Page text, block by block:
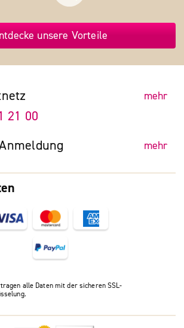
unsere Vorteile
alle Daten mit der sicheren SSL-
mehr
21 00
mehr